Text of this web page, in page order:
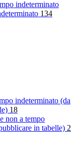
indeterminato
134
indeterminato (da
18
non a tempo
in tabelle) 2